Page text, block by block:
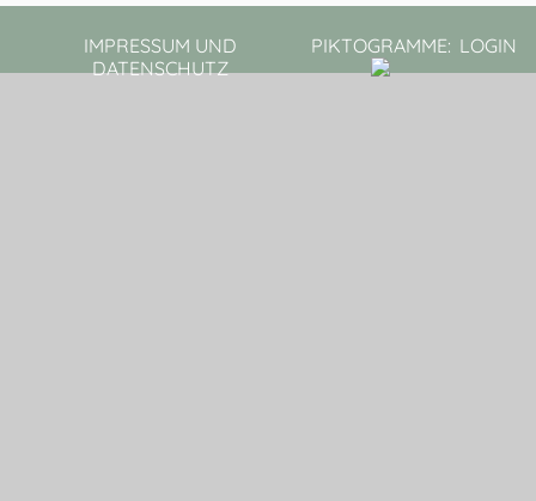
IMPRESSUM UND
DATENSCHUTZ
PIKTOGRAMME: LOGIN